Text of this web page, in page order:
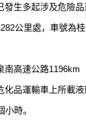
生多起涉及危險品
公里處，車號為
高速公路1196km
化品運輸車上所載
時。